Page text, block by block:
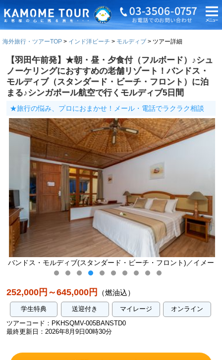
海外旅行・ツアーTOP インド洋ビーチ モルディブ ツアー詳細
【羽田午前発】★朝・昼・夕食付（フルボード）♪シュ
ノーケリングにおすすめの老舗リゾート！バンドス・
モルディブ（スタンダード・ビーチ・フロント）に泊
まる♪シンガポール航空で行くモルディブ5日間
★旅行の悩み、プロにおまかせ！メール・電話でラクラク相談
バンドス・モルディブ(スタンダード・ビーチ・フロント)／イメー
ジ
252,000円～645,000円 （燃油込）
学生特典 送迎付き マイレージ
オンライン
ツアーコード：PKHSQMV-005BANSTD0
最終更新日：2026年8月9日00時30分